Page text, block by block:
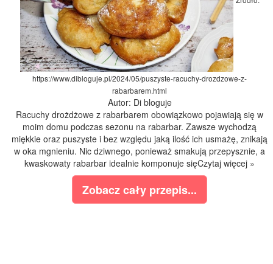
https://www.dibloguje.pl/2024/05/puszyste-racuchy-drozdzowe-z-
rabarbarem.html
Autor: Di bloguje
Racuchy drożdżowe z rabarbarem obowiązkowo pojawiają się w
moim domu podczas sezonu na rabarbar. Zawsze wychodzą
miękkie oraz puszyste i bez względu jaką ilość ich usmażę, znikają
w oka mgnieniu. Nic dziwnego, ponieważ smakują przepysznie, a
kwaskowaty rabarbar idealnie komponuje sięCzytaj więcej »
Zobacz cały przepis...